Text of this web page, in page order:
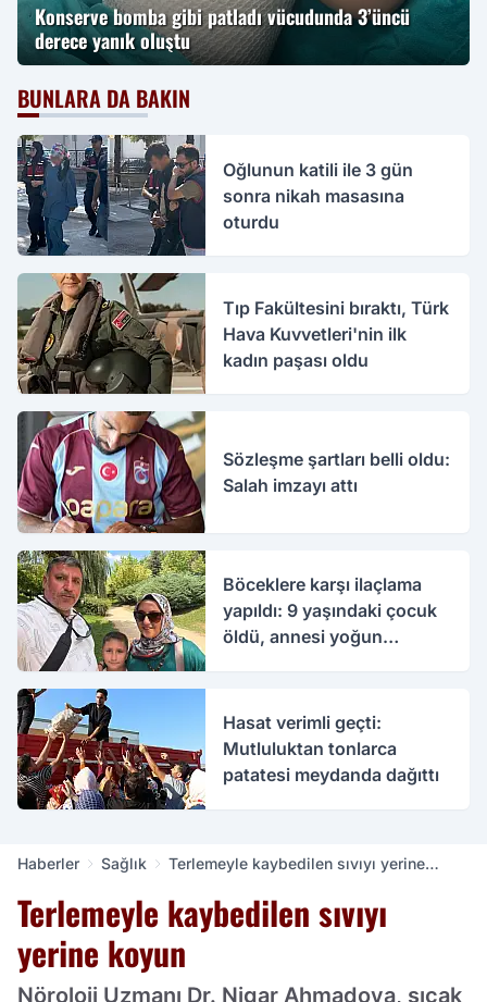
Konserve bomba gibi patladı vücudunda 3’üncü
derece yanık oluştu
BUNLARA DA BAKIN
Oğlunun katili ile 3 gün
sonra nikah masasına
oturdu
Tıp Fakültesini bıraktı, Türk
Hava Kuvvetleri'nin ilk
kadın paşası oldu
Sözleşme şartları belli oldu:
Salah imzayı attı
Böceklere karşı ilaçlama
yapıldı: 9 yaşındaki çocuk
öldü, annesi yoğun
Hasat verimli geçti:
Mutluluktan tonlarca
patatesi meydanda dağıttı
Haberler Sağlık
Terlemeyle kaybedilen sıvıyı yerine
Terlemeyle kaybedilen sıvıyı
yerine koyun
Nöroloji Uzmanı Dr. Nigar Ahmadova, sıcak